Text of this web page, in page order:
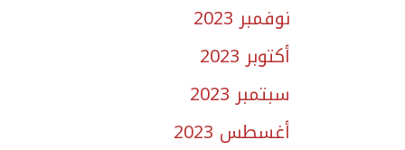
نوفمبر 2023
أكتوبر 2023
سبتمبر 2023
أغسطس 2023